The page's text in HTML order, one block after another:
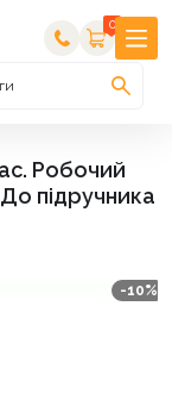
0
Робочий
підручника
-10%